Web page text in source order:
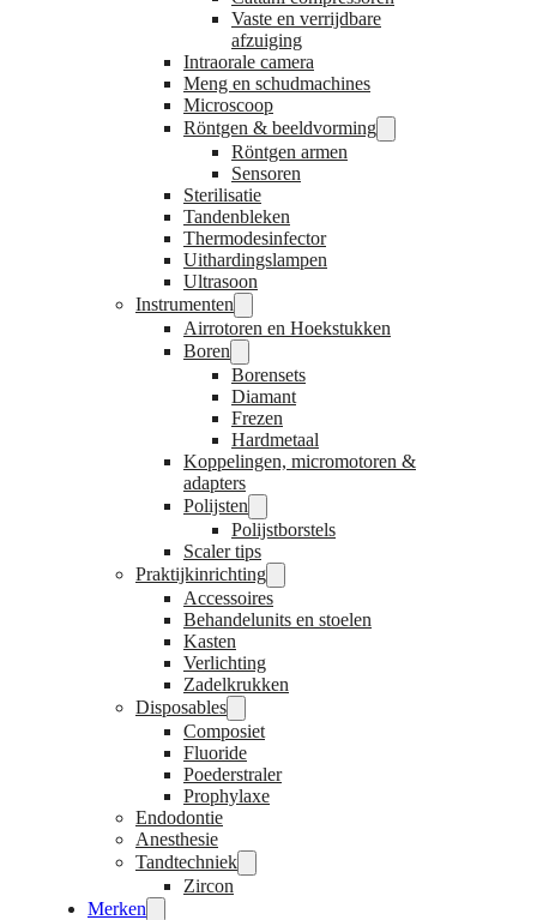
Vaste en verrijdbare
afzuiging
Intraorale camera
Meng en schudmachines
Microscoop
Röntgen & beeldvorming
Röntgen armen
Sensoren
Sterilisatie
Tandenbleken
Thermodesinfector
Uithardingslampen
Ultrasoon
Instrumenten
Airrotoren en Hoekstukken
Boren
Borensets
Diamant
Frezen
Hardmetaal
Koppelingen, micromotoren &
adapters
Polijsten
Polijstborstels
Scaler tips
Praktijkinrichting
Accessoires
Behandelunits en stoelen
Kasten
Verlichting
Zadelkrukken
Disposables
Composiet
Fluoride
Poederstraler
Prophylaxe
Endodontie
Anesthesie
Tandtechniek
Zircon
Merken